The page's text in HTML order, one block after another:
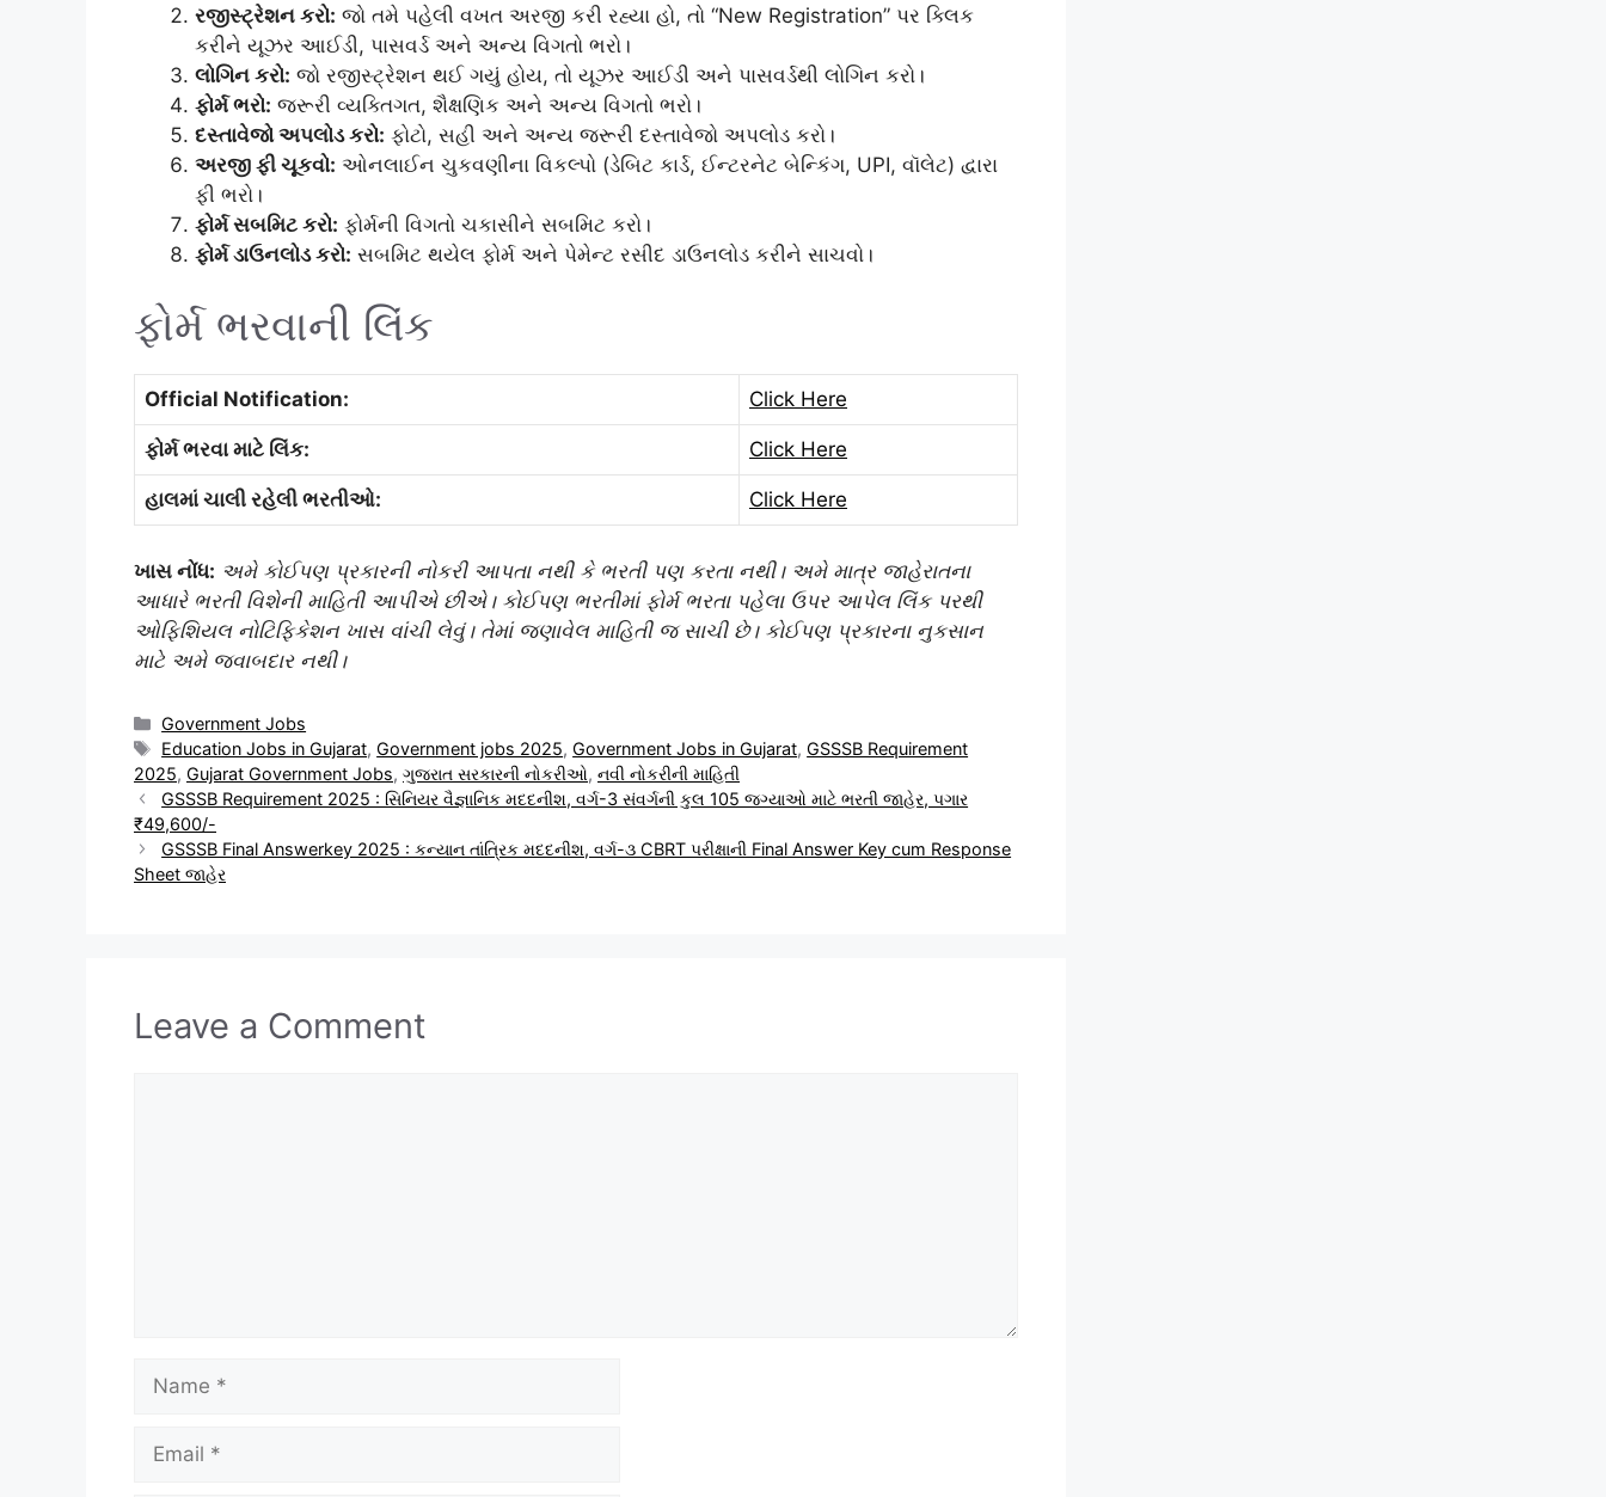
રજીસ્ટ્રેશન કરો: જો તમે પહેલી વખત અરજી કરી રહ્યા હો, તો “New Registration” પર ક્લિક
કરીને યૂઝર આઈડી, પાસવર્ડ અને અન્ય વિગતો ભરો।
લોગિન કરો: જો રજીસ્ટ્રેશન થઈ ગયું હોય, તો યૂઝર આઈડી અને પાસવર્ડથી લોગિન કરો।
ફોર્મ ભરો: જરૂરી વ્યક્તિગત, શૈક્ષણિક અને અન્ય વિગતો ભરો।
દસ્તાવેજો અપલોડ કરો: ફોટો, સહી અને અન્ય જરૂરી દસ્તાવેજો અપલોડ કરો।
અરજી ફી ચૂકવો: ઓનલાઈન ચુકવણીના વિકલ્પો (ડેબિટ કાર્ડ, ઈન્ટરનેટ બેન્કિંગ, UPI, વૉલેટ) દ્વારા
ફી ભરો।
ફોર્મ સબમિટ કરો: ફોર્મની વિગતો ચકાસીને સબમિટ કરો।
ફોર્મ ડાઉનલોડ કરો: સબમિટ થયેલ ફોર્મ અને પેમેન્ટ રસીદ ડાઉનલોડ કરીને સાચવો।
ફોર્મ ભરવાની લિંક
Official Notification: Click Here
ફોર્મ ભરવા માટે લિંક: Click Here
હાલમાં ચાલી રહેલી ભરતીઓ: Click Here
ખાસ નોંધ: અમે કોઈપણ પ્રકારની નોકરી આપતા નથી કે ભરતી પણ કરતા નથી। અમે માત્ર જાહેરાતના
આધારે ભરતી વિશેની માહિતી આપીએ છીએ। કોઈપણ ભરતીમાં ફોર્મ ભરતા પહેલા ઉપર આપેલ લિંક પરથી
ઓફિશિયલ નોટિફિકેશન ખાસ વાંચી લેવું। તેમાં જણાવેલ માહિતી જ સાચી છે। કોઈપણ પ્રકારના નુકસાન
માટે અમે જવાબદાર નથી।
Categories
Government Jobs
Tags
Education Jobs in Gujarat,Government jobs 2025,Government Jobs in Gujarat,GSSSB Requirement
2025, Gujarat Government Jobs, ગુજરાત સરકારની નોકરીઓ, નવી નોકરીની માહિતી
GSSSB Requirement 2025 : સિનિયર વૈજ્ઞાનિક મદદનીશ, વર્ગ-3 સંવર્ગની કુલ 105 જગ્યાઓ માટે ભરતી જાહેર, પગાર
₹49,600/-
GSSSB Final Answerkey 2025 : કન્યાન તાંત્રિક મદદનીશ, વર્ગ-૩ CBRT પરીક્ષાની Final Answer Key cum Response
Sheet જાહેર
Leave a Comment